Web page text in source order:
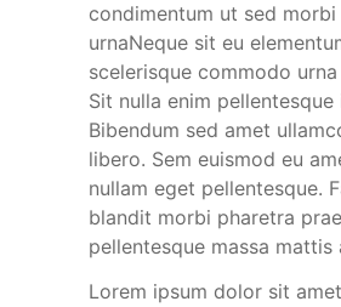
condimentum ut sed morbi
urnaNeque sit eu
scelerisque commodo
Sit nulla enim pellentesque
Bibendum sed amet
libero. Sem euismod eu
nullam eget pellentesque.
blandit morbi pharetra
pellentesque massa mattis
Lorem ipsum dolor sit amet